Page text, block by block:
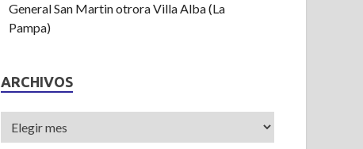
General San Martin otrora Villa Alba (La
Pampa)
ARCHIVOS